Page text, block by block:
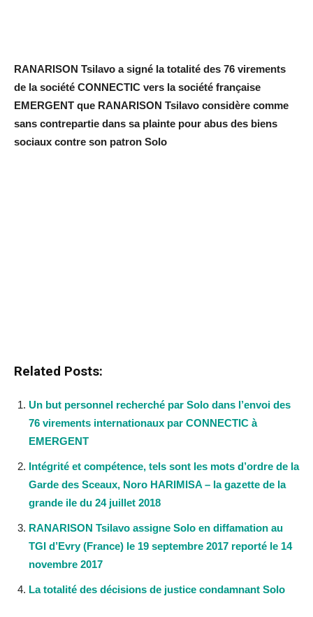
RANARISON Tsilavo a signé la totalité des 76 virements
de la société CONNECTIC vers la société française
EMERGENT que RANARISON Tsilavo considère comme
sans contrepartie dans sa plainte pour abus des biens
sociaux contre son patron Solo
Related Posts:
Un but personnel recherché par Solo dans l’envoi des
76 virements internationaux par CONNECTIC à
EMERGENT
Intégrité et compétence, tels sont les mots d’ordre de la
Garde des Sceaux, Noro HARIMISA – la gazette de la
grande ile du 24 juillet 2018
RANARISON Tsilavo assigne Solo en diffamation au
TGI d’Evry (France) le 19 septembre 2017 reporté le 14
novembre 2017
La totalité des décisions de justice condamnant Solo